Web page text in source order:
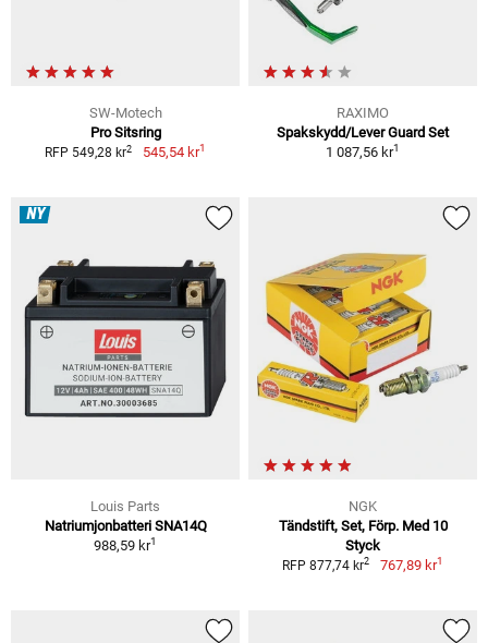
SW-Motech
Pro Sitsring
RFP 549,28 kr2 545,54 kr1
RAXIMO
Spakskydd/Lever Guard Set
1 087,56 kr1
NY
Louis Parts
Natriumjonbatteri SNA14Q
988,59 kr1
NGK
Tändstift, Set, Förp. Med 10
Styck
RFP 877,74 kr2 767,89 kr1